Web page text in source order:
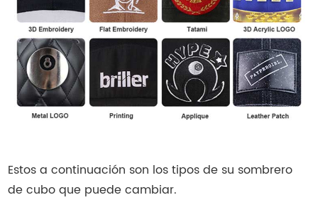
Estos a continuación son los tipos de su sombrero
de cubo que puede cambiar.